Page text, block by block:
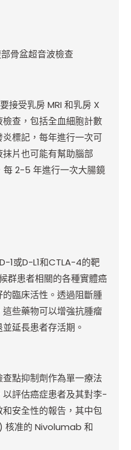
骨盆超音波檢查
接受乳房 MRI 和乳房 X
查，包括全血細胞計數
標記，每年進行一次可
片也可能有幫助腦部
每 2-5 年進行一次大腸鏡
1或D-L1和CTLA-4的靶
群患者相關的各種實體癌
臨床活性。透過阻斷腫
些藥物可以增強抗腫瘤
延長患者存活期。
點抑制劑作為單一療法
評估癌症患者及其對李-
安全性的報告，其中包
核准的 Nivolumab 和